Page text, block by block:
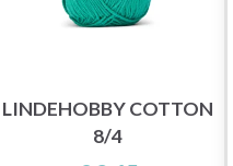
LINDEHOBBY COTTON
8/4